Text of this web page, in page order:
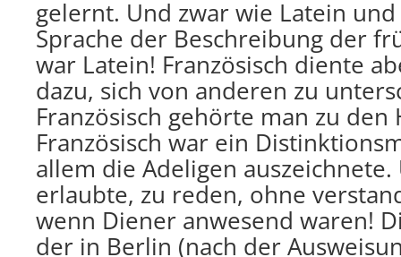
gelernt. Und zwar wie Latein
Sprache der Beschreibung der
war Latein! Französisch diente
dazu, sich von anderen zu
Französisch gehörte man zu den
Französisch war ein
allem die Adeligen
erlaubte, zu reden, ohne
wenn Diener anwesend waren!
der in Berlin (nach der